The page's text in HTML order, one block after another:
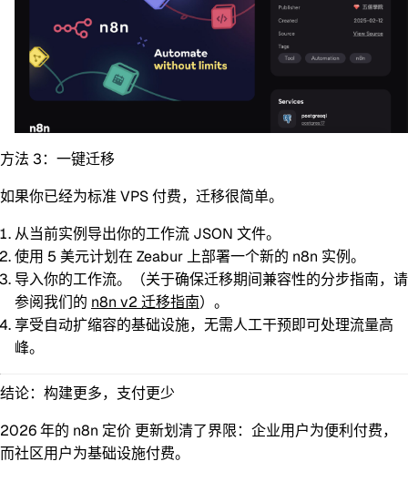
方法 3：一键迁移
如果你已经为标准 VPS 付费，迁移很简单。
从当前实例导出你的工作流 JSON 文件。
使用 5 美元计划在 Zeabur 上部署一个新的 n8n 实例。
导入你的工作流。（关于确保迁移期间兼容性的分步指南，请
参阅我们的 n8n v2 迁移指南）。
享受自动扩缩容的基础设施，无需人工干预即可处理流量高
峰。
结论：构建更多，支付更少
2026 年的 n8n 定价 更新划清了界限：企业用户为便利付费，
而社区用户为基础设施付费。